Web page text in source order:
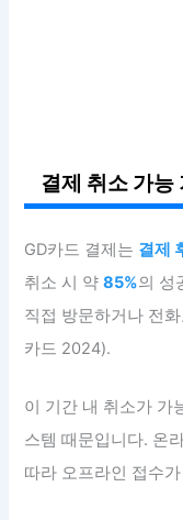
결제 취소 가능
GD카드 결제는 결제
취소 시 약85%의 성
직접 방문하거나 전
카드 2024).
이 기간 내 취소가 가
스템 때문입니다. 온
따라 오프라인 접수